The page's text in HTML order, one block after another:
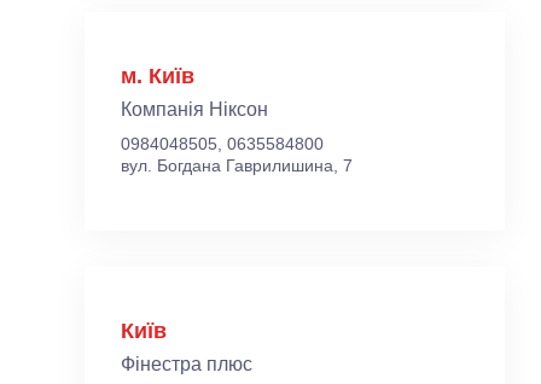
м. Київ
Компанія Ніксон
0984048505, 0635584800
вул. Богдана Гаврилишина, 7
Київ
Фінестра плюс